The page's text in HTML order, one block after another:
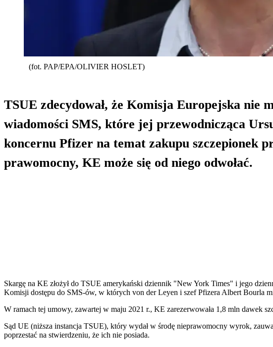
(fot. PAP/EPA/OLIVIER HOSLET)
TSUE zdecydował, że Komisja Europejska nie
wiadomości SMS, które jej przewodnicząca
koncernu Pfizer na temat zakupu szczepionek
prawomocny, KE może się od niego odwołać.
Skargę na KE złożył do TSUE amerykański dziennik "New York Times" i jego
Komisji dostępu do SMS-ów, w których von der Leyen i szef Pfizera Albert Bourla
W ramach tej umowy, zawartej w maju 2021 r., KE zarezerwowała 1,8 mln dawek
Sąd UE (niższa instancja TSUE), który wydał w środę nieprawomocny wyrok,
poprzestać na stwierdzeniu, że ich nie posiada.